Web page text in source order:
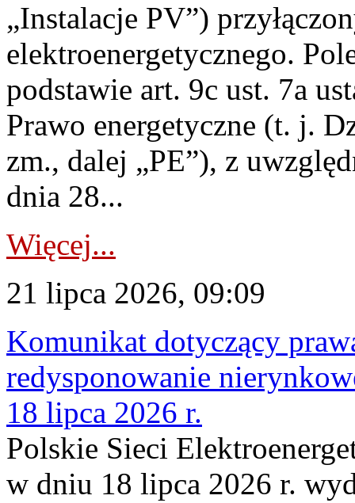
„Instalacje PV”)
elektroenergetycznego.
podstawie art. 9c ust. 7a
Prawo energetyczne (t. j.
zm., dalej „PE”), z
dnia 28...
Więcej...
21 lipca 2026, 09:09
Komunikat dotyczący
redysponowanie
18 lipca 2026 r.
Polskie Sieci
w dniu 18 lipca 2026 r.